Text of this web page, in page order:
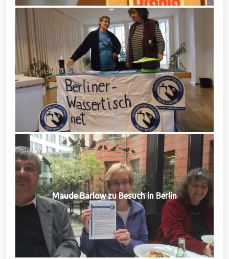
Maude Barlow zu Besuch in Berlin